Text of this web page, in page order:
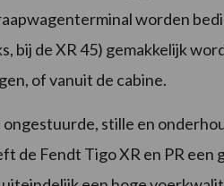
worden
bij de XR 45) gemakkelijk
of vanuit de cabine.
ongestuurde, stille en
de Fendt Tigo XR en PR